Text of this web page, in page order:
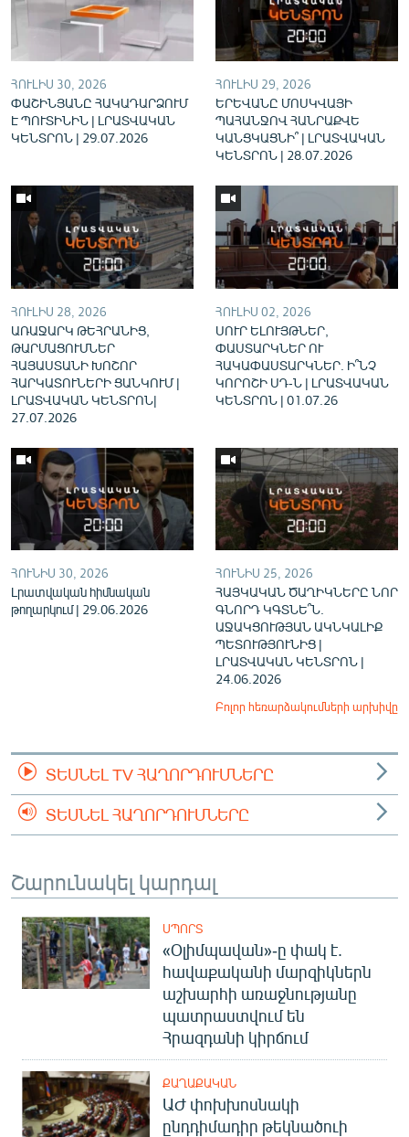
English
Русский
ՀԵՏԵՎԵՔ ՄԵԶ
«Ազատության» բոլոր կայքերը
ՀՈՒԼԻՍ 30, 2026
ՓԱՇԻՆՅԱՆԸ ՀԱԿԱԴԱՐՁՈՒՄ
Է ՊՈՒՏԻՆԻՆ | ԼՐԱՏՎԱԿԱՆ
ԿԵՆՏՐՈՆ | 29.07.2026
ՀՈՒԼԻՍ 29, 2026
ԵՐԵՎԱՆԸ ՄՈՍԿՎԱՅԻ
ՊԱՀԱՆՋՈՎ ՀԱՆՐԱՔՎԵ
ԿԱՆՑԿԱՑՆԻ՞ | ԼՐԱՏՎԱԿԱՆ
ԿԵՆՏՐՈՆ | 28.07.2026
ՀՈՒԼԻՍ 28, 2026
ԱՌԱՋԱՐԿ ԹԵՀՐԱՆԻՑ,
ԹԱՐՄԱՑՈՒՄՆԵՐ
ՀԱՅԱՍՏԱՆԻ ԽՈՇՈՐ
ՀԱՐԿԱՏՈՒՆԵՐԻ ՑԱՆԿՈՒՄ |
ԼՐԱՏՎԱԿԱՆ ԿԵՆՏՐՈՆ|
27.07.2026
ՀՈՒԼԻՍ 02, 2026
ՍՈՒՐ ԵԼՈՒՅԹՆԵՐ,
ՓԱՍՏԱՐԿՆԵՐ ՈՒ
ՀԱԿԱՓԱՍՏԱՐԿՆԵՐ. Ի՞ՆՉ
ԿՈՐՈՇԻ ՍԴ-Ն | ԼՐԱՏՎԱԿԱՆ
ԿԵՆՏՐՈՆ | 01.07.26
ՀՈՒՆԻՍ 30, 2026
Լրատվական հիմնական
թողարկում | 29.06.2026
ՀՈՒՆԻՍ 25, 2026
ՀԱՅԿԱԿԱՆ ԾԱՂԻԿՆԵՐԸ ՆՈՐ
ԳՆՈՐԴ ԿԳՏՆԵ՞Ն.
ԱՋԱԿՑՈՒԹՅԱՆ ԱԿՆԿԱԼԻՔ
ՊԵՏՈՒԹՅՈՒՆԻՑ |
ԼՐԱՏՎԱԿԱՆ ԿԵՆՏՐՈՆ |
24.06.2026
Բոլոր հեռարձակումների արխիվը
ՏԵՍՆԵԼ TV ՀԱՂՈՐԴՈՒՄՆԵՐԸ
ՏԵՍՆԵԼ ՀԱՂՈՐԴՈՒՄՆԵՐԸ
Շարունակել կարդալ
ՍՊՈՐՏ
«Օլիմպավան»-ը փակ է.
հավաքականի մարզիկներն
աշխարհի առաջնությանը
պատրաստվում են
Հրազդանի կիրճում
ՔԱՂԱՔԱԿԱՆ
ԱԺ փոխխոսնակի
ընդդիմադիր թեկնածուի